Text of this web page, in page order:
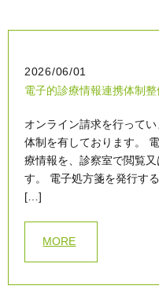
2026/06/01
電子的診療情報連携体制
オンライン請求を行って
体制を有しております。
療情報を、診察室で閲覧
す。 電子処方箋を発行す
[…]
MORE